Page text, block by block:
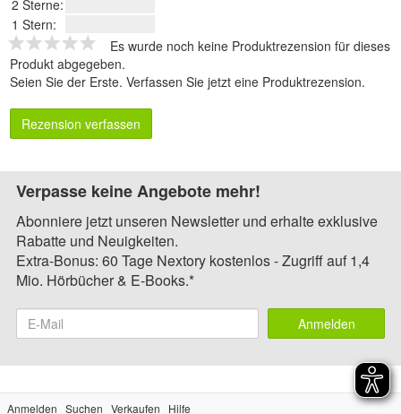
2 Sterne:
1 Stern:
Es wurde noch keine Produktrezension für dieses
Produkt abgegeben.
Seien Sie der Erste. Verfassen Sie jetzt eine Produktrezension.
Rezension verfassen
Verpasse keine Angebote mehr!
Abonniere jetzt unseren Newsletter und erhalte exklusive
Rabatte und Neuigkeiten.
Extra-Bonus: 60 Tage Nextory kostenlos - Zugriff auf 1,4
Mio. Hörbücher & E-Books.*
Anmelden
Anmelden Suchen Verkaufen Hilfe